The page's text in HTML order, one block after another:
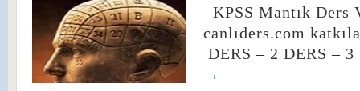
KPSS Mantık
canlıders.com
DERS – 2 DERS –
→